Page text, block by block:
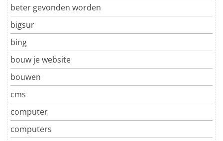
beter gevonden worden
bigsur
bing
bouw je website
bouwen
cms
computer
computers